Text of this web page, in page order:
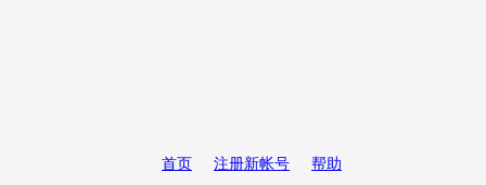
首页 注册新帐号 帮助